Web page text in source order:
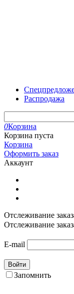
Распродажа
0Корзина
Корзина пуста
Корзина
Оформить заказ
Аккаунт
Отслеживание
Отслеживание
E-mail
Войти
Запомнить